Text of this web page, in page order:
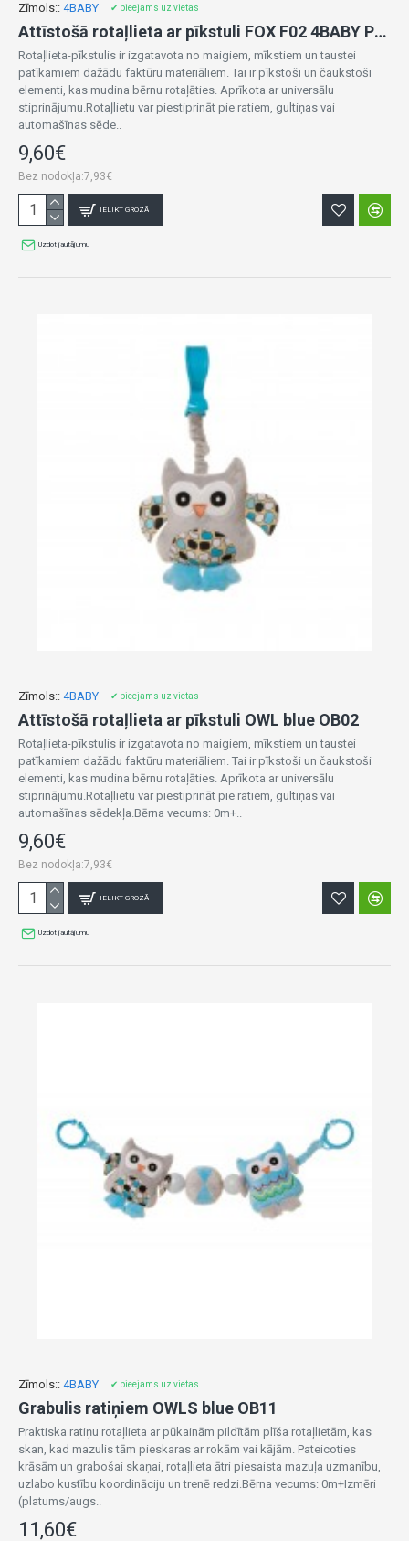
Zīmols:: 4BABY ✔ pieejams uz vietas
Attīstošā rotaļlieta ar pīkstuli FOX F02 4BABY Play&Edu
Rotaļlieta-pīkstulis ir izgatavota no maigiem, mīkstiem un taustei
patīkamiem dažādu faktūru materiāliem. Tai ir pīkstoši un čaukstoši
elementi, kas mudina bērnu rotaļāties. Aprīkota ar universālu
stiprinājumu.Rotaļlietu var piestiprināt pie ratiem, gultiņas vai
automašīnas sēde..
9,60€
Bez nodokļa:7,93€
IELIKT GROZĀ
Uzdot jautājumu
Zīmols:: 4BABY ✔ pieejams uz vietas
Attīstošā rotaļlieta ar pīkstuli OWL blue OB02
Rotaļlieta-pīkstulis ir izgatavota no maigiem, mīkstiem un taustei
patīkamiem dažādu faktūru materiāliem. Tai ir pīkstoši un čaukstoši
elementi, kas mudina bērnu rotaļāties. Aprīkota ar universālu
stiprinājumu.Rotaļlietu var piestiprināt pie ratiem, gultiņas vai
automašīnas sēdekļa.Bērna vecums: 0m+..
9,60€
Bez nodokļa:7,93€
IELIKT GROZĀ
Uzdot jautājumu
Zīmols:: 4BABY ✔ pieejams uz vietas
Grabulis ratiņiem OWLS blue OB11
Praktiska ratiņu rotaļlieta ar pūkainām pildītām plīša rotaļlietām, kas
skan, kad mazulis tām pieskaras ar rokām vai kājām. Pateicoties
krāsām un grabošai skaņai, rotaļlieta ātri piesaista mazuļa uzmanību,
uzlabo kustību koordināciju un trenē redzi.Bērna vecums: 0m+Izmēri
(platums/augs..
11,60€